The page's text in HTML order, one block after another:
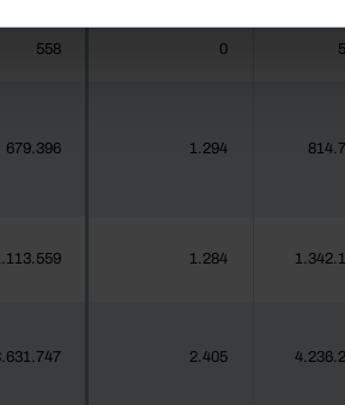
558 0
679.396 1.294
1.284
2.405